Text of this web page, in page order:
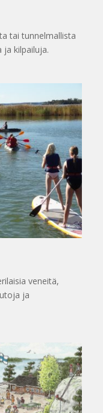
tai tunnelmallista
ja kilpailuja.
veneitä,
ja